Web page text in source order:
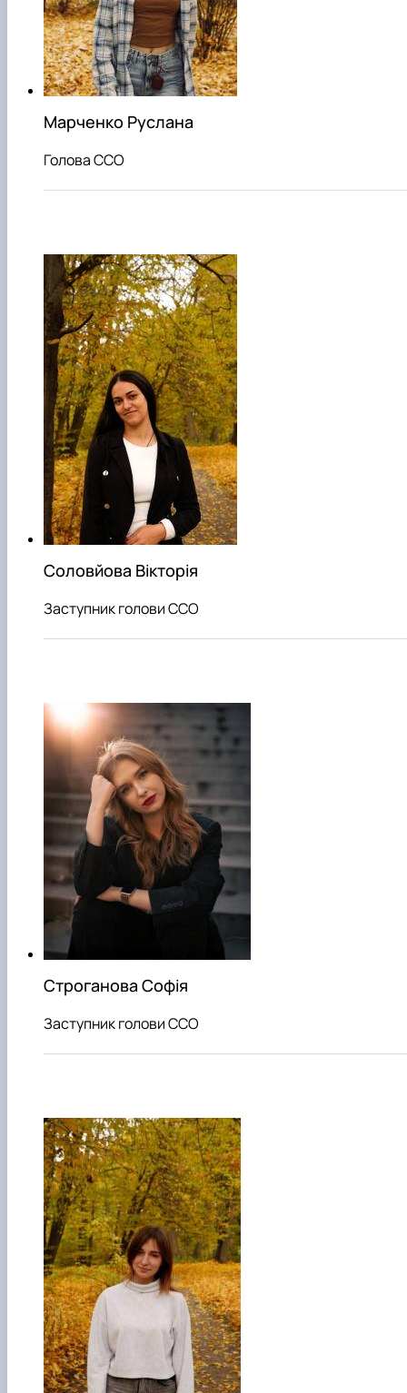
Проєкт «Розвиток лідерських навичок жінок
та мереж для забезпечення рівності у …
Марченко Руслана
Голова ССО
Соловйова Вікторія
Заступник голови ССО
Строганова Софія
Заступник голови ССО